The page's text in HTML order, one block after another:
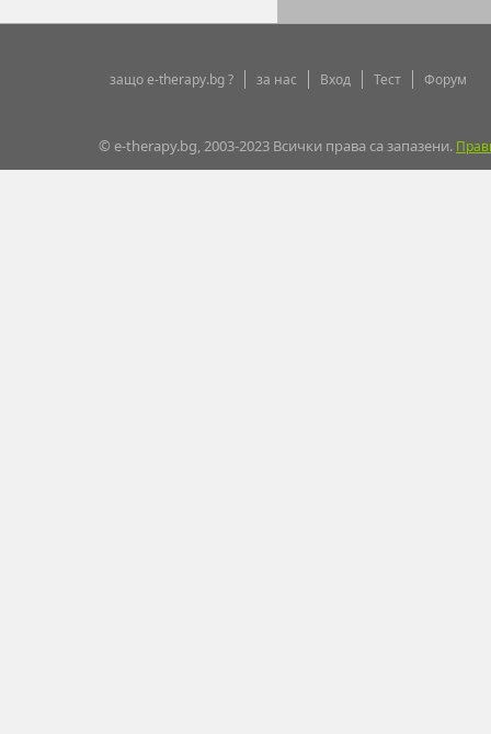
защо e-therapy.bg ? за нас Вход Тест Форум
© e-therapy.bg, 2003-2023 Всички права са запазени.